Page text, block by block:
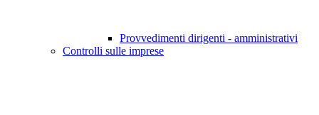
Provvedimenti dirigenti - amministrativi
Controlli sulle imprese